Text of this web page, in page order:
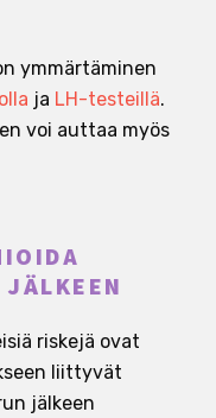
ymmärtäminen
ja LH-testeillä.
voi auttaa myös
riskejä ovat
liittyvät
jälkeen